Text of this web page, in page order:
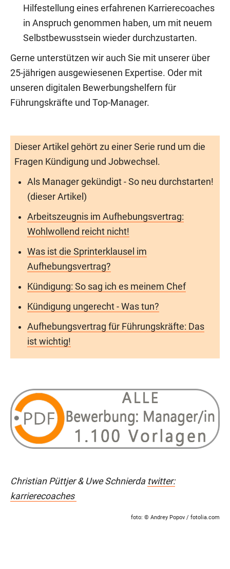
Hilfestellung eines erfahrenen Karrierecoaches
in Anspruch genommen haben, um mit neuem
Selbstbewusstsein wieder durchzustarten.
Gerne unterstützen wir auch Sie mit unserer über
25-jährigen ausgewiesenen Expertise. Oder mit
unseren digitalen Bewerbungshelfern für
Führungskräfte und Top-Manager.
Dieser Artikel gehört zu einer Serie rund um die
Fragen Kündigung und Jobwechsel.
Als Manager gekündigt - So neu durchstarten!
(dieser Artikel)
Arbeitszeugnis im Aufhebungsvertrag:
Wohlwollend reicht nicht!
Was ist die Sprinterklausel im
Aufhebungsvertrag?
Kündigung: So sag ich es meinem Chef
Kündigung ungerecht - Was tun?
Aufhebungsvertrag für Führungskräfte: Das
ist wichtig!
Christian Püttjer & Uwe Schnierda twitter:
karrierecoaches
foto: © Andrey Popov / fotolia.com